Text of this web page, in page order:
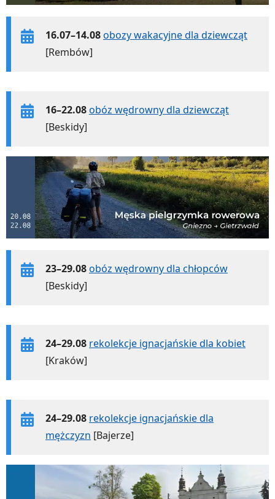
16.07–14.08obozy wakacyjne dla dziewcząt
[Rembów]
16–22.08obóz wędrowny dla dziewcząt
[Beskidy]
23–29.08obóz wędrowny dla chłopców
[Beskidy]
24–29.08 rekolekcje ignacjańskie dla kobiet
[Kraków]
24–29.08 rekolekcje ignacjańskie dla
mężczyzn [Bajerze]